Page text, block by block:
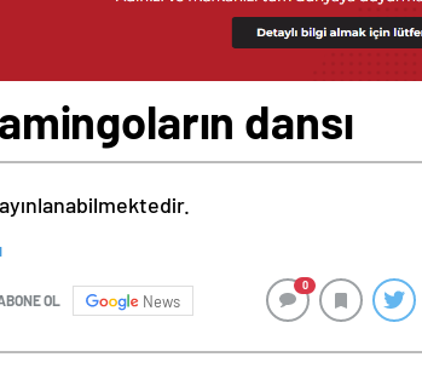
dansı
OL News
0